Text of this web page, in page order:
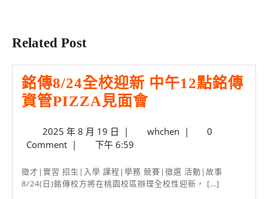
Related Post
銘傳8/24全校迎新 中午12點銘傳
資管PIZZA見面會銘
8/24
校
迎
2025 年 8 月 19 日 2025
年
月
19
| whchenwhchen
|
0
Comment | 下午 6:59
徵才|實習 招生|入學 課程|學務 競賽|徵選 活動|故事
8/24(日)銘傳校方將在桃園校區辦理全校性迎新， […]